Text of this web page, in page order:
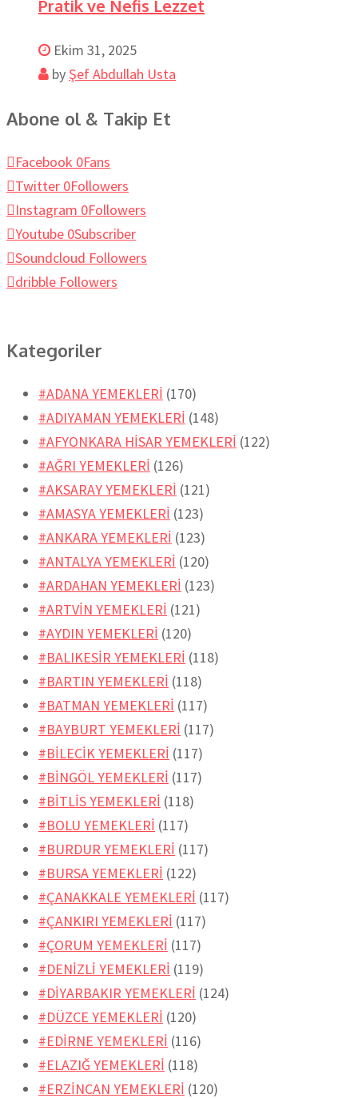
Pratik ve Nefis Lezzet
Ekim 31, 2025
by Şef Abdullah Usta
Abone ol & Takip Et
Facebook 0Fans
Twitter 0Followers
Instagram 0Followers
Youtube 0Subscriber
Soundcloud Followers
dribble Followers
Kategoriler
#ADANA YEMEKLERİ (170)
#ADIYAMAN YEMEKLERİ (148)
#AFYONKARA HİSAR YEMEKLERİ (122)
#AĞRI YEMEKLERİ (126)
#AKSARAY YEMEKLERİ (121)
#AMASYA YEMEKLERİ (123)
#ANKARA YEMEKLERİ (123)
#ANTALYA YEMEKLERİ (120)
#ARDAHAN YEMEKLERİ (123)
#ARTVİN YEMEKLERİ (121)
#AYDIN YEMEKLERİ (120)
#BALIKESİR YEMEKLERİ (118)
#BARTIN YEMEKLERİ (118)
#BATMAN YEMEKLERİ (117)
#BAYBURT YEMEKLERİ (117)
#BİLECİK YEMEKLERİ (117)
#BİNGÖL YEMEKLERİ (117)
#BİTLİS YEMEKLERİ (118)
#BOLU YEMEKLERİ (117)
#BURDUR YEMEKLERİ (117)
#BURSA YEMEKLERİ (122)
#ÇANAKKALE YEMEKLERİ (117)
#ÇANKIRI YEMEKLERİ (117)
#ÇORUM YEMEKLERİ (117)
#DENİZLİ YEMEKLERİ (119)
#DİYARBAKIR YEMEKLERİ (124)
#DÜZCE YEMEKLERİ (120)
#EDİRNE YEMEKLERİ (116)
#ELAZIĞ YEMEKLERİ (118)
#ERZİNCAN YEMEKLERİ (120)